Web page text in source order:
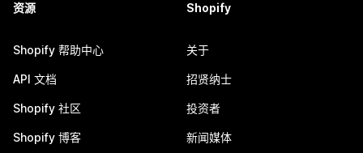
资源
Shopify 帮助中心
API 文档
Shopify 社区
Shopify 博客
Shopify
关于
招贤纳士
投资者
新闻媒体